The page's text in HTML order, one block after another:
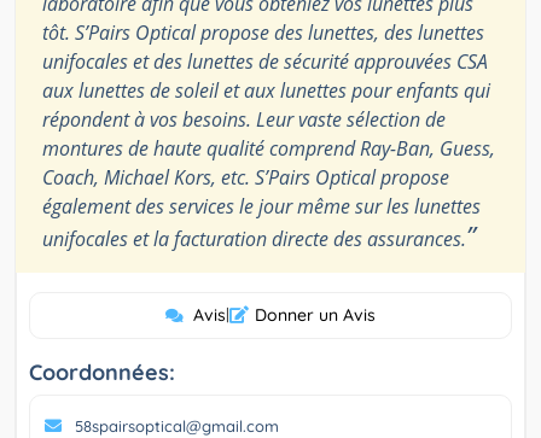
tôt. S’Pairs Optical propose des lunettes, des lunettes
unifocales et des lunettes de sécurité approuvées CSA
aux lunettes de soleil et aux lunettes pour enfants qui
répondent à vos besoins. Leur vaste sélection de
montures de haute qualité comprend Ray-Ban, Guess,
Coach, Michael Kors, etc. S’Pairs Optical propose
également des services le jour même sur les lunettes
unifocales et la facturation directe des assurances.”
Avis| Donner un Avis
Coordonnées:
58spairsoptical@gmail.com